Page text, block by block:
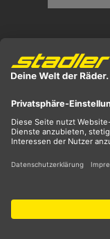
** ehemaliger
*** Preis